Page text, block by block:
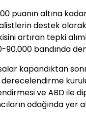
puanın altına
destek
artıran tepki
90.000 bandında
kapandıktan
ve ABD ile
odağında yer